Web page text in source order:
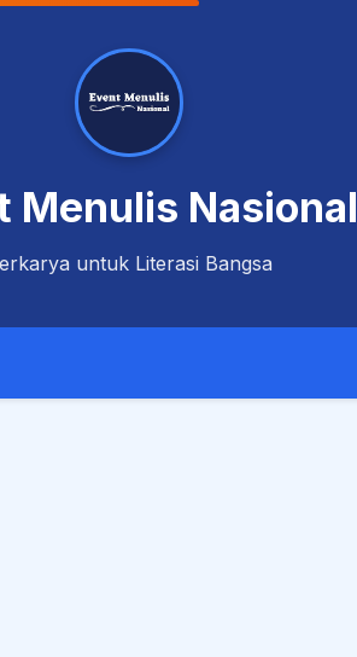
Menulis Nasional
untuk Literasi Bangsa